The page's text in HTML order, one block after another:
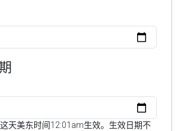
天美东时间12:01am生效。生效日期不